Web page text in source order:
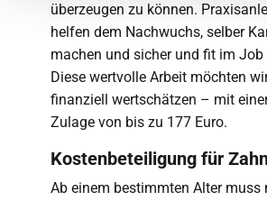
überzeugen zu können.
helfen dem Nachwuchs, selber
machen und sicher und fit im Job
Diese wertvolle Arbeit möchten
finanziell wertschätzen – mit
Zulage von bis zu 177 Euro.
Kostenbeteiligung für
Ab einem bestimmten Alter muss